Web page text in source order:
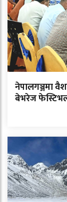
नेपालगञ्जमा
बेभरेज